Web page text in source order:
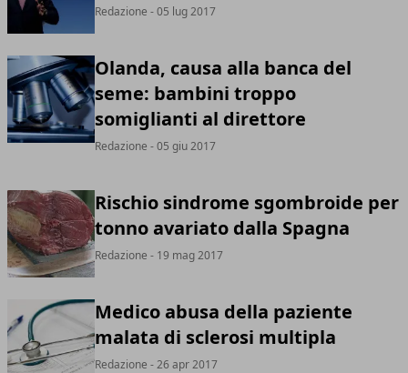
Redazione - 05 lug 2017
Olanda, causa alla banca del
seme: bambini troppo
somiglianti al direttore
Redazione - 05 giu 2017
Rischio sindrome sgombroide per
tonno avariato dalla Spagna
Redazione - 19 mag 2017
Medico abusa della paziente
malata di sclerosi multipla
Redazione - 26 apr 2017